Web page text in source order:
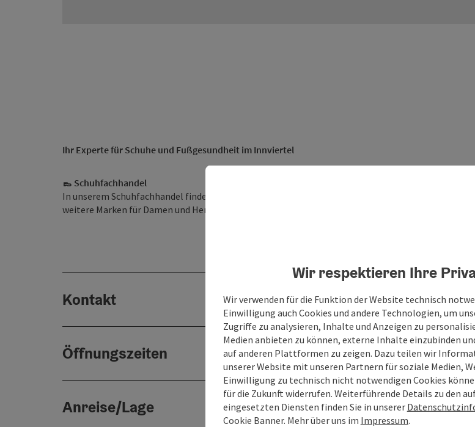
Ihr Experte für Schuhe und Fußgesundheit im Innviertel
👞 Schuhfachhandel
In unserem Schuhfachhandel finden Sie die größte Auswahl an FinnComfort-Schuhen in Österreich
weitere Marken für Damen und Herren.
Kontakt
Öffnungszeiten
Anreise/Lage
Wir respektieren Ihre
Wir verwenden für die Funktion der Website technisch
Einwilligung auch Cookies und andere Technologien, um
Zugriffe zu analysieren, Inhalte und Anzeigen zu
Medien anbieten zu können, externe Inhalte einzubinden
auf anderen Plattformen zu zeigen. Dazu teilen wir
unserer Website mit unseren Partnern für soziale Medien,
Einwilligung zu technisch nicht notwendigen Cookies
für die Zukunft widerrufen. Weiterführende Details zu den
eingesetzten Diensten finden Sie in unserer
Cookie Banner. Mehr über uns im Impressum.